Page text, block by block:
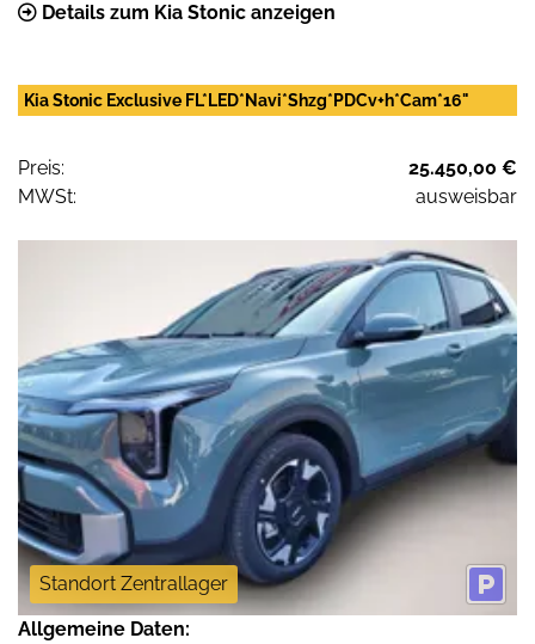
Details zum Kia Stonic anzeigen
Kia Stonic Exclusive FL*LED*Navi*Shzg*PDCv+h*Cam*16"
Preis:
25.450,00 €
MWSt:
ausweisbar
Standort Zentrallager
Allgemeine Daten: